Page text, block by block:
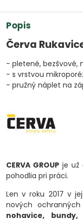
Popis
Červa
- pletené, bezšvové,
- s vrstvou
- pružný náplet na
CERVA GROUP je už
pohodlia pri práci.
Len v roku 2017 v
nových
nohavice,